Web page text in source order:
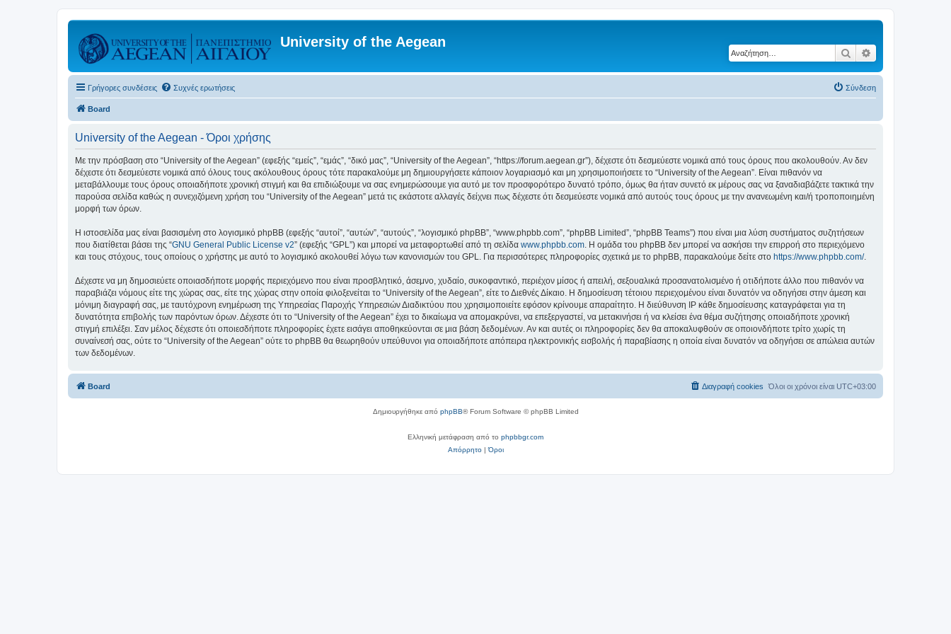
University of the Aegean
Αναζήτηση
Γρήγορες συνδέσεις Συχνές ερωτήσεις Σύνδεση
Board
University of the Aegean - Όροι χρήσης
Με την πρόσβαση στο “University of the Aegean” (εφεξής “εμείς”, “εμάς”, “δικό μας”, “University of the Aegean”, “https://forum.aegean.gr”), δέχεστε ότι δεσμεύεστε νομικά από τους όρους που ακολουθούν. Αν δεν
δέχεστε ότι δεσμεύεστε νομικά από όλους τους ακόλουθους όρους τότε παρακαλούμε μη δημιουργήσετε κάποιον λογαριασμό και μη χρησιμοποιήσετε το “University of the Aegean”. Είναι πιθανόν να
μεταβάλλουμε τους όρους οποιαδήποτε χρονική στιγμή και θα επιδιώξουμε να σας ενημερώσουμε για αυτό με τον προσφορότερο δυνατό τρόπο, όμως θα ήταν συνετό εκ μέρους σας να ξαναδιαβάζετε τακτικά την
παρούσα σελίδα καθώς η συνεχιζόμενη χρήση του “University of the Aegean” μετά τις εκάστοτε αλλαγές δείχνει πως δέχεστε ότι δεσμεύεστε νομικά από αυτούς τους όρους με την ανανεωμένη και/ή τροποποιημένη
μορφή των όρων.
Η ιστοσελίδα μας είναι βασισμένη στο λογισμικό phpBB (εφεξής “αυτοί”, “αυτών”, “αυτούς”, “λογισμικό phpBB”, “www.phpbb.com”, “phpBB Limited”, “phpBB Teams”) που είναι μια λύση συστήματος συζητήσεων
που διατίθεται βάσει της “GNU General Public License v2” (εφεξής “GPL”) και μπορεί να μεταφορτωθεί από τη σελίδα www.phpbb.com. Η ομάδα του phpBB δεν μπορεί να ασκήσει την επιρροή στο περιεχόμενο
και τους στόχους, τους οποίους ο χρήστης με αυτό το λογισμικό ακολουθεί λόγω των κανονισμών του GPL. Για περισσότερες πληροφορίες σχετικά με το phpBB, παρακαλούμε δείτε στο https://www.phpbb.com/.
Δέχεστε να μη δημοσιεύετε οποιασδήποτε μορφής περιεχόμενο που είναι προσβλητικό, άσεμνο, χυδαίο, συκοφαντικό, περιέχον μίσος ή απειλή, σεξουαλικά προσανατολισμένο ή οτιδήποτε άλλο που πιθανόν να
παραβιάζει νόμους είτε της χώρας σας, είτε της χώρας στην οποία φιλοξενείται το “University of the Aegean”, είτε το Διεθνές Δίκαιο. Η δημοσίευση τέτοιου περιεχομένου είναι δυνατόν να οδηγήσει στην άμεση και
μόνιμη διαγραφή σας, με ταυτόχρονη ενημέρωση της Υπηρεσίας Παροχής Υπηρεσιών Διαδικτύου που χρησιμοποιείτε εφόσον κρίνουμε απαραίτητο. Η διεύθυνση IP κάθε δημοσίευσης καταγράφεται για τη
δυνατότητα επιβολής των παρόντων όρων. Δέχεστε ότι το “University of the Aegean” έχει το δικαίωμα να απομακρύνει, να επεξεργαστεί, να μετακινήσει ή να κλείσει ένα θέμα συζήτησης οποιαδήποτε χρονική
στιγμή επιλέξει. Σαν μέλος δέχεστε ότι οποιεσδήποτε πληροφορίες έχετε εισάγει αποθηκεύονται σε μια βάση δεδομένων. Αν και αυτές οι πληροφορίες δεν θα αποκαλυφθούν σε οποιονδήποτε τρίτο χωρίς τη
συναίνεσή σας, ούτε το “University of the Aegean” ούτε το phpBB θα θεωρηθούν υπεύθυνοι για οποιαδήποτε απόπειρα ηλεκτρονικής εισβολής ή παραβίασης η οποία είναι δυνατόν να οδηγήσει σε απώλεια αυτών
των δεδομένων.
Board Όλοι οι χρόνοι είναι UTC+03:00
Διαγραφή cookies
Δημιουργήθηκε από phpBB® Forum Software © phpBB Limited
Ελληνική μετάφραση από το phpbbgr.com
Απόρρητο|Όροι